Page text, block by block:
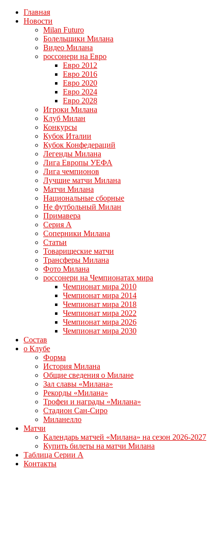
Главная
Новости
Milan Futuro
Болельщики Милана
Видео Милана
россонери на Евро
Евро 2012
Евро 2016
Евро 2020
Евро 2024
Евро 2028
Игроки Милана
Клуб Милан
Конкурсы
Кубок Италии
Кубок Конфедераций
Легенды Милана
Лига Европы УЕФА
Лига чемпионов
Лучшие матчи Милана
Матчи Милана
Национальные сборные
Не футбольный Милан
Примавера
Серия А
Соперники Милана
Статьи
Товарищеские матчи
Трансферы Милана
Фото Милана
россонери на Чемпионатах мира
Чемпионат мира 2010
Чемпионат мира 2014
Чемпионат мира 2018
Чемпионат мира 2022
Чемпионат мира 2026
Чемпионат мира 2030
Состав
о Клубе
Форма
История Милана
Общие сведения о Милане
Зал славы «Милана»
Рекорды «Милана»
Трофеи и награды «Милана»
Стадион Сан-Сиро
Миланелло
Матчи
Календарь матчей «Милана» на сезон 2026-2027
Купить билеты на матчи Милана
Таблица Серии А
Контакты